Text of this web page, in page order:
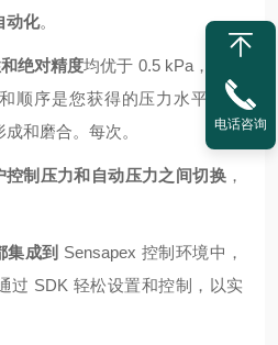
动化。
绝对精度均优于 0.5 kPa，可确
顺序是您获得的压力水平和顺
和磨合。每次。
控制压力和自动压力之间切换 ，
集成到 Sensapex 控制环境中，
过 SDK 轻松设置和控制，以实
电话咨询